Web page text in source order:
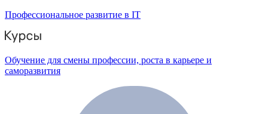
Профессиональное развитие в IT
Обучение для смены профессии, роста в карьере и
саморазвития